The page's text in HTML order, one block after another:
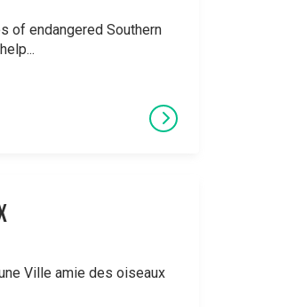
of endangered Southern
Ville amie des oiseaux